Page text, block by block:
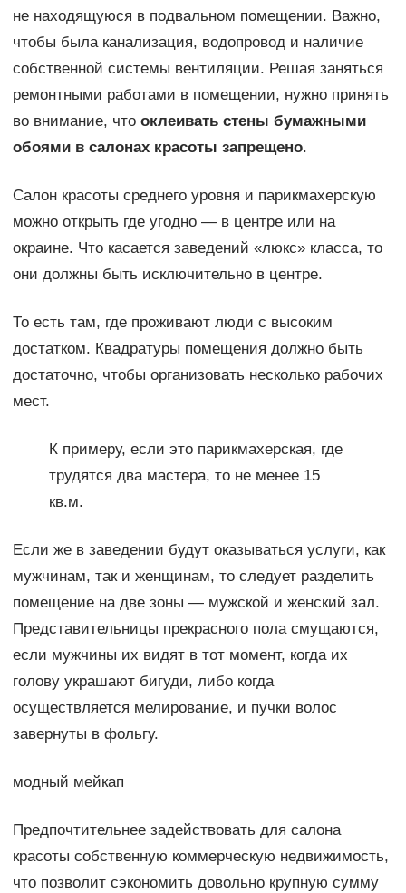
не находящуюся в подвальном помещении. Важно,
чтобы была канализация, водопровод и наличие
собственной системы вентиляции. Решая заняться
ремонтными работами в помещении, нужно принять
во внимание, что оклеивать стены бумажными
обоями в салонах красоты запрещено.
Салон красоты среднего уровня и парикмахерскую
можно открыть где угодно — в центре или на
окраине. Что касается заведений «люкс» класса, то
они должны быть исключительно в центре.
То есть там, где проживают люди с высоким
достатком. Квадратуры помещения должно быть
достаточно, чтобы организовать несколько рабочих
мест.
К примеру, если это парикмахерская, где
трудятся два мастера, то не менее 15
кв.м.
Если же в заведении будут оказываться услуги, как
мужчинам, так и женщинам, то следует разделить
помещение на две зоны — мужской и женский зал.
Представительницы прекрасного пола смущаются,
если мужчины их видят в тот момент, когда их
голову украшают бигуди, либо когда
осуществляется мелирование, и пучки волос
завернуты в фольгу.
модный мейкап
Предпочтительнее задействовать для салона
красоты собственную коммерческую недвижимость,
что позволит сэкономить довольно крупную сумму